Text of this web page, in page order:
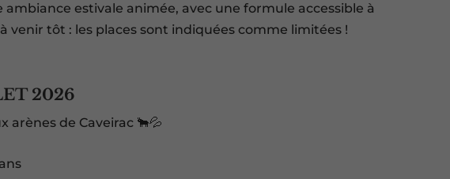
estivale animée, avec une formule accessible à
venir tôt : les places sont indiquées comme limitées !
2026
arènes de Caveirac 🐂💦